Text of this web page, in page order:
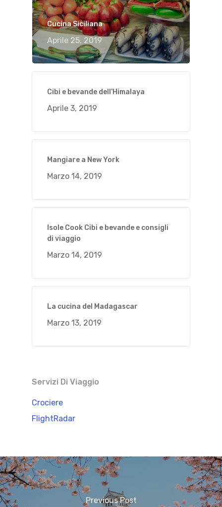
Cucina Siciliana
Aprile 25, 2019
Cibi e bevande dell’Himalaya
Aprile 3, 2019
Mangiare a New York
Marzo 14, 2019
Isole Cook Cibi e bevande e consigli
di viaggio
Marzo 14, 2019
La cucina del Madagascar
Marzo 13, 2019
Servizi Di Viaggio
Crociere
FlightRadar
Previous Post